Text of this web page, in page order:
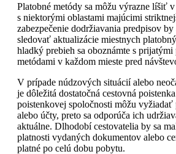
Platobné metódy sa môžu výrazne líšiť
s niektorými oblastami majúcimi
zabezpečenie dodržiavania predpisov
sledovať aktualizácie miestnych
hladký prebieh sa oboznámte s
metódami v každom mieste pred
V prípade núdzových situácií alebo
je dôležitá dostatočná cestovná
poistenkovej spoločnosti môžu vyžiadať
alebo účty, preto sa odporúča ich
aktuálne. Dlhodobí cestovatelia by sa
platnosti vydaných dokumentov alebo
platné po celú dobu pobytu.